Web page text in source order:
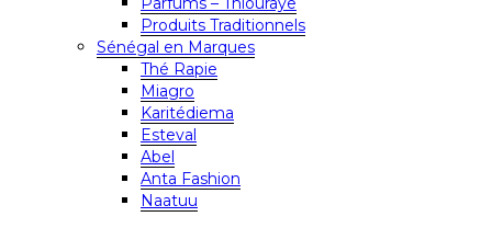
Produits Traditionnels
Sénégal en Marques
Thé Rapie
Miagro
Karitédiema
Esteval
Abel
Anta Fashion
Naatuu